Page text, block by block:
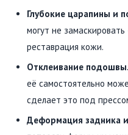
Глубокие царапины и
могут не
реставрация кожи.
Отклеивание подошвы.
её самостоятельно
сделает это под
Деформация задника